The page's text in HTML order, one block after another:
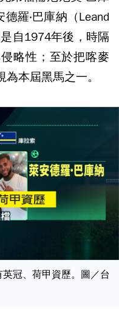
羅‧巴庫納（Leand
自1974年後，時隔
略性；至於把喀麥
本屆黑馬之一。
冠、荷甲資歷。圖／台